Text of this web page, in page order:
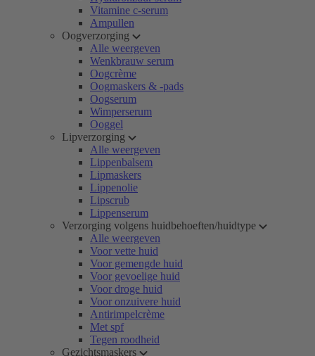
Vitamine c-serum
Ampullen
Oogverzorging
Alle weergeven
Wenkbrauw serum
Oogcrème
Oogmaskers & -pads
Oogserum
Wimperserum
Ooggel
Lipverzorging
Alle weergeven
Lippenbalsem
Lipmaskers
Lippenolie
Lipscrub
Lippenserum
Verzorging volgens huidbehoeften/huidtype
Alle weergeven
Voor vette huid
Voor gemengde huid
Voor gevoelige huid
Voor droge huid
Voor onzuivere huid
Antirimpelcrème
Met spf
Tegen roodheid
Gezichtsmaskers